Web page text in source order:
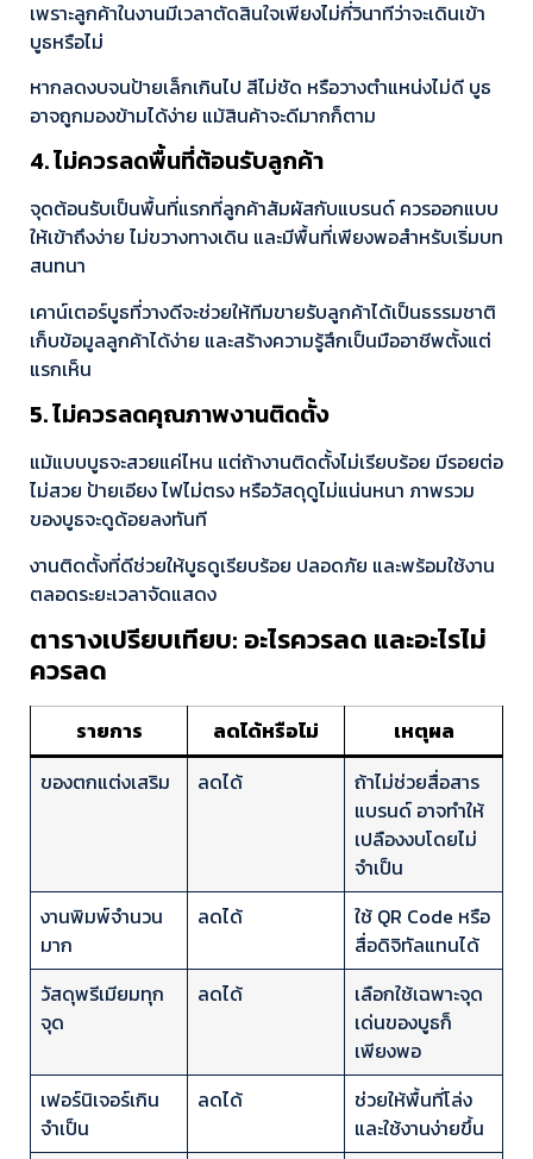
เพราะลูกค้าในงานมีเวลาตัดสินใจเพียงไม่กี่วินาทีว่าจะเดินเข้า
บูธหรือไม่
หากลดงบจนป้ายเล็กเกินไป สีไม่ชัด หรือวางตำแหน่งไม่ดี บูธ
อาจถูกมองข้ามได้ง่าย แม้สินค้าจะดีมากก็ตาม
4. ไม่ควรลดพื้นที่ต้อนรับลูกค้า
จุดต้อนรับเป็นพื้นที่แรกที่ลูกค้าสัมผัสกับแบรนด์ ควรออกแบบ
ให้เข้าถึงง่าย ไม่ขวางทางเดิน และมีพื้นที่เพียงพอสำหรับเริ่มบท
สนทนา
เคาน์เตอร์บูธที่วางดีจะช่วยให้ทีมขายรับลูกค้าได้เป็นธรรมชาติ
เก็บข้อมูลลูกค้าได้ง่าย และสร้างความรู้สึกเป็นมืออาชีพตั้งแต่
แรกเห็น
5. ไม่ควรลดคุณภาพงานติดตั้ง
แม้แบบบูธจะสวยแค่ไหน แต่ถ้างานติดตั้งไม่เรียบร้อย มีรอยต่อ
ไม่สวย ป้ายเอียง ไฟไม่ตรง หรือวัสดุดูไม่แน่นหนา ภาพรวม
ของบูธจะดูด้อยลงทันที
งานติดตั้งที่ดีช่วยให้บูธดูเรียบร้อย ปลอดภัย และพร้อมใช้งาน
ตลอดระยะเวลาจัดแสดง
ตารางเปรียบเทียบ: อะไรควรลด และอะไรไม่
ควรลด
รายการ ลดได้หรือไม่
เหตุผล
ของตกแต่งเสริม
ลดได้
ถ้าไม่ช่วยสื่อสาร
แบรนด์ อาจทำให้
เปลืองงบโดยไม่
จำเป็น
งานพิมพ์จำนวน
มาก
ลดได้
ใช้ QR Code หรือ
สื่อดิจิทัลแทนได้
วัสดุพรีเมียมทุก
จุด
ลดได้
เลือกใช้เฉพาะจุด
เด่นของบูธก็
เพียงพอ
เฟอร์นิเจอร์เกิน
จำเป็น
ลดได้
ช่วยให้พื้นที่โล่ง
และใช้งานง่ายขึ้น